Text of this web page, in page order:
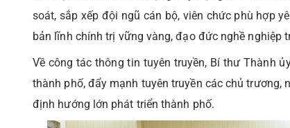
soát, sắp xếp đội ngũ cán bộ, viên chức phù hợp
bản lĩnh chính trị vững vàng, đạo đức nghề nghiệp
Về công tác thông tin tuyên truyền, Bí thư Thành
thành phố, đẩy mạnh tuyên truyền các chủ
định hướng lớn phát triển thành phố.